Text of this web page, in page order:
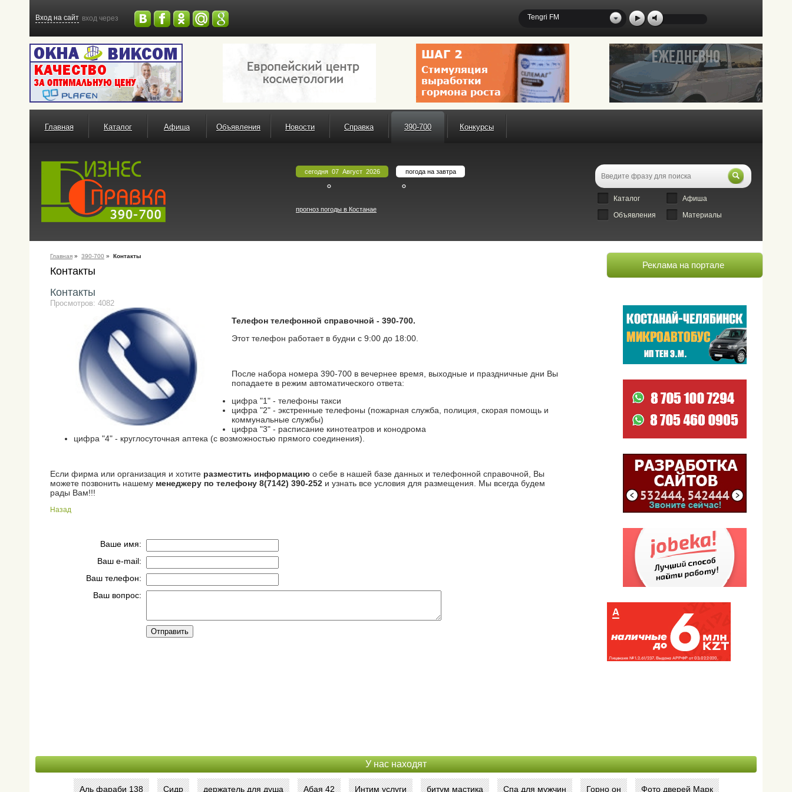
Вход на сайт вход через Tengri FM
Главная Каталог Афиша Объявления Новости Справка 390-700 Конкурсы
сегодня 07 Август 2026
°
погода на завтра
°
прогноз погоды в Костанае
Каталог
Афиша
Объявления
Материалы
Главная » 390-700 » Контакты
Контакты
Контакты
Просмотров: 4082
Телефон телефонной справочной - 390-700.
Этот телефон работает в будни с 9:00 до 18:00.
После набора номера 390-700 в вечернее время, выходные и праздничные дни Вы
попадаете в режим автоматического ответа:
цифра "1" - телефоны такси
цифра "2" - экстренные телефоны (пожарная служба, полиция, скорая помощь и
коммунальные службы)
цифра "3" - расписание кинотеатров и конодрома
цифра "4" - круглосуточная аптека (с возможностью прямого соединения).
Если фирма или организация и хотите разместить информацию о себе в нашей базе данных и телефонной справочной, Вы
можете позвонить нашему менеджеру по телефону 8(7142) 390-252 и узнать все условия для размещения. Мы всегда будем
рады Вам!!!
Назад
Ваше имя:
Ваш e-mail:
Ваш телефон:
Ваш вопрос:
Реклама на портале
У нас находят
Аль фараби 138 Сидр держатель для душа Абая 42 Интим услуги битум мастика Спа для мужчин Горно он Фото дверей Марк